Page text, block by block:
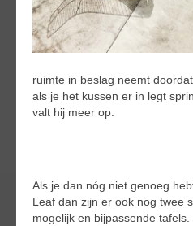
ruimte in beslag neemt
als je het kussen er in legt
valt hij meer op.
Als je dan nóg niet genoeg
Leaf dan zijn er ook nog twee
mogelijk en bijpassende tafels.